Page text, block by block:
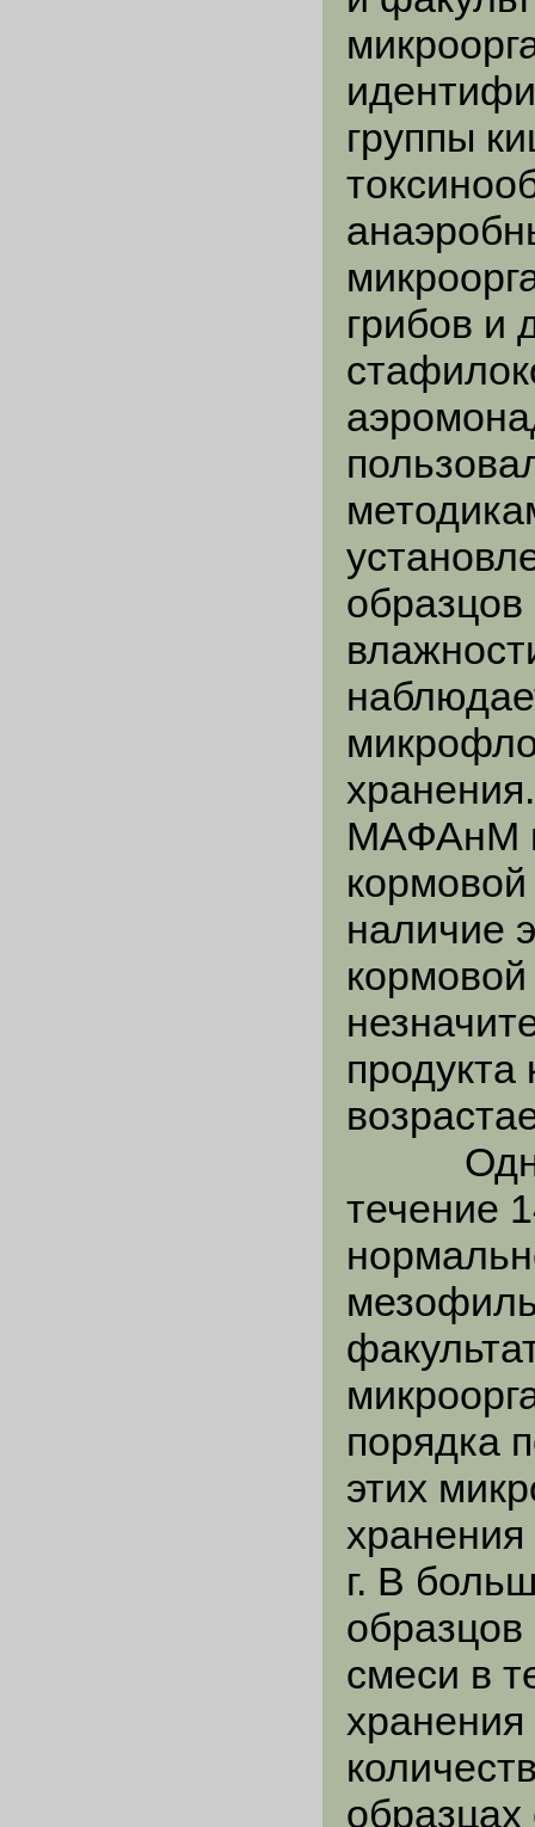
группы
грибов и
МАФАнМ
наличие
течение
порядка
этих
г. В
смеси в